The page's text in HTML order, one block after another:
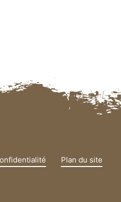
Plan du site